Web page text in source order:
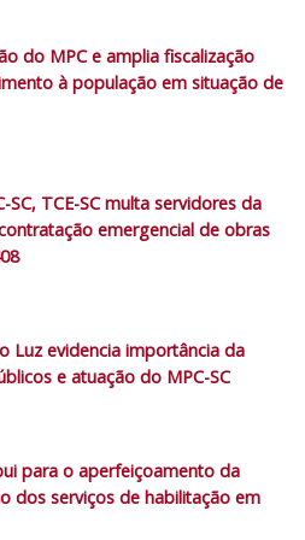
do MPC e amplia fiscalização
à população em situação de
TCE-SC multa servidores da
emergencial de obras
Luz evidencia importância da
e atuação do MPC-SC
para o aperfeiçoamento da
dos serviços de habilitação em